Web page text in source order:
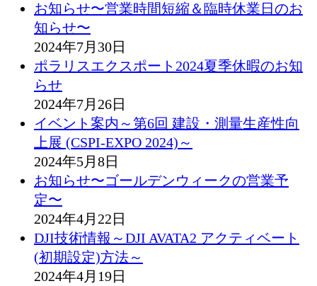
お知らせ〜営業時間短縮＆臨時休業日のお
知らせ〜
2024年7月30日
ポラリスエクスポート2024夏季休暇のお知
らせ
2024年7月26日
イベント案内～第6回 建設・測量生産性向
上展 (CSPI-EXPO 2024)～
2024年5月8日
お知らせ〜ゴールデンウィークの営業予
定〜
2024年4月22日
DJI技術情報～DJI AVATA2 アクティベート
(初期設定)方法～
2024年4月19日